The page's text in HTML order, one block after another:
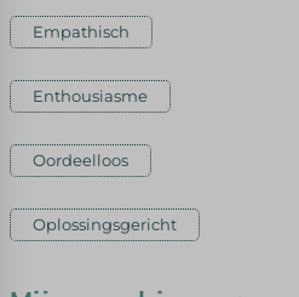
Empathisch
Enthousiasme
Oordeelloos
Oplossingsgericht